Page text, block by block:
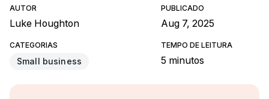
AUTOR
Luke Houghton
PUBLICADO
Aug 7, 2025
CATEGORIAS
Small business
TEMPO DE LEITURA
5 minutos